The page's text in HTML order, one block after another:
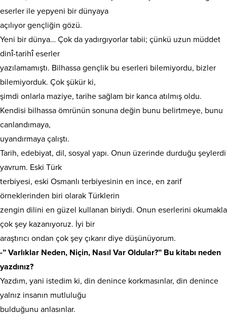
eserler ile yepyeni bir dünyaya
açılıyor gençliğin gözü.
Yeni bir dünya… Çok da yadırgıyorlar tabii; çünkü uzun müddet
dinî-tarihî eserler
yazılamamıştı. Bilhassa gençlik bu eserleri bilemiyordu, bizler
bilemiyorduk. Çok şükür ki,
şimdi onlarla maziye, tarihe sağlam bir kanca atılmış oldu.
Kendisi bilhassa ömrünün sonuna değin bunu belirtmeye, bunu
canlandımaya,
uyandırmaya çalıştı.
Tarih, edebiyat, dil, sosyal yapı. Onun üzerinde durduğu şeylerdi
yavrum. Eski Türk
terbiyesi, eski Osmanlı terbiyesinin en ince, en zarif
örneklerinden biri olarak Türklerin
zengin dilini en güzel kullanan biriydi. Onun eserlerini okumakla
çok şey kazanıyoruz. İyi bir
araştırıcı ondan çok şey çıkarır diye düşünüyorum.
-” Varlıklar Neden, Niçin, Nasıl Var Oldular?” Bu kitabı neden
yazdınız?
Yazdım, yani istedim ki, din denince korkmasınlar, din denince
yalnız insanın mutluluğu
bulduğunu anlasınlar.